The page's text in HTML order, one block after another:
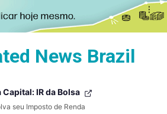
News Brazil
Capital: IR da Bolsa
seu Imposto de Renda